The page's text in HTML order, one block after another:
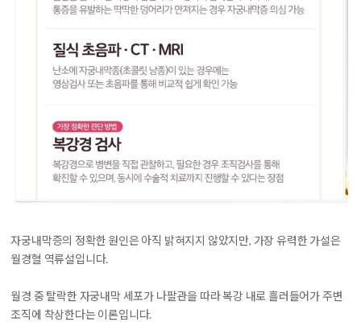
자궁내막증의 정확한 원인은 아직 밝혀지지 않았지만, 가장 유력한 가설은
월경혈 역류설입니다.
월경 중 탈락한 자궁내막 세포가 나팔관을 따라 복강 내로 흘러들어가 주변
조직에 착상한다는 이론입니다.